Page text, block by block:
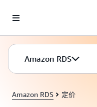
Amazon RDS
Amazon RDS 定价